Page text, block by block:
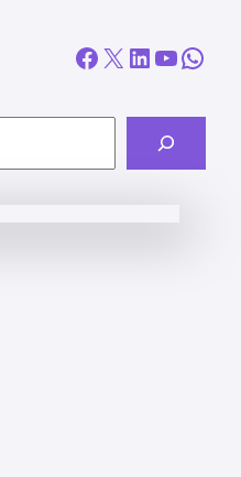
Facebook X LinkedIn YouTube WhatsApp